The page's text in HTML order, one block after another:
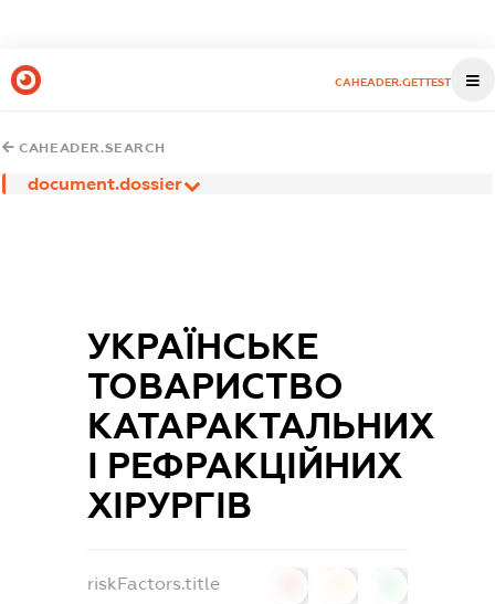
CAHEADER.GETTEST
CAHEADER.SEARCH
document.dossier
УКРАЇНСЬКЕ
ТОВАРИСТВО
КАТАРАКТАЛЬНИХ
І РЕФРАКЦІЙНИХ
ХІРУРГІВ
riskFactors.title